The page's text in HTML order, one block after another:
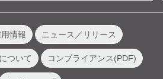
情報 ニュース／リリース
ついて コンプライアンス(PDF)